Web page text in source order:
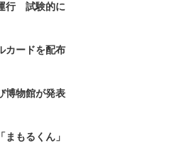
行 試験的に
カードを配布
博物館が発表
もるくん」